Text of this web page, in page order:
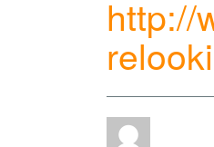
http://